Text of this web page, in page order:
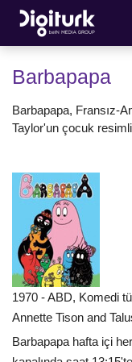
Barbapapa
Barbapapa, Fransız-
Taylor'un çocuk
1970 - ABD, Komedi
Annette Tison and
Barbapapa hafta içi